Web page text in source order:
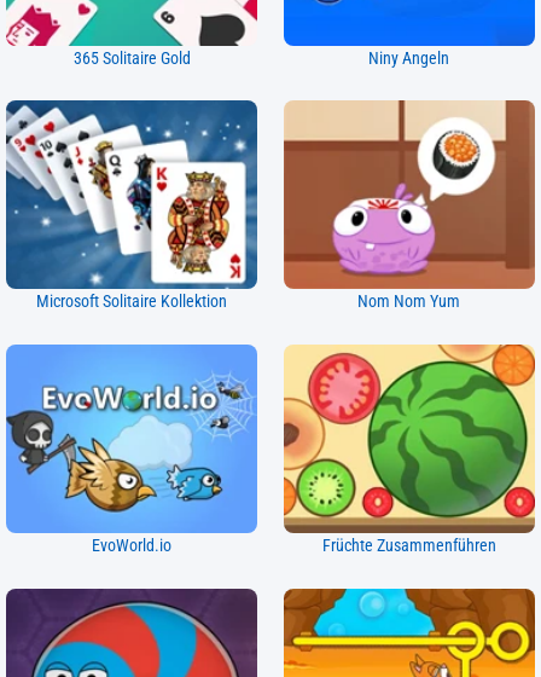
365 Solitaire Gold Niny Angeln
Microsoft Solitaire Kollektion Nom Nom Yum
EvoWorld.io Früchte Zusammenführen